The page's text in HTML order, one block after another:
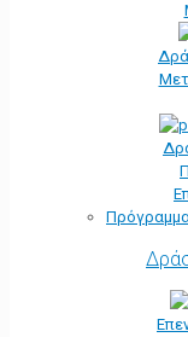
Πρόγραμμα